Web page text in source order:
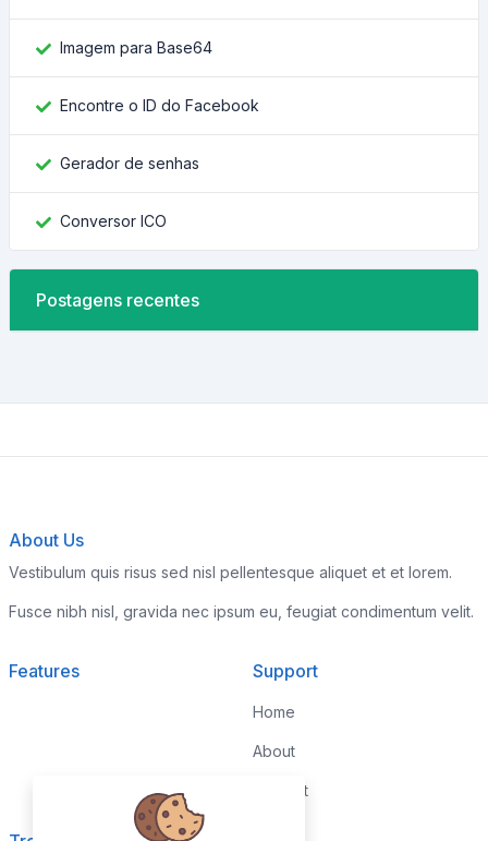
Imagem para Base64
Encontre o ID do Facebook
Gerador de senhas
Conversor ICO
Postagens recentes
About Us
Vestibulum quis risus sed nisl pellentesque aliquet et et lorem.
Fusce nibh nisl, gravida nec ipsum eu, feugiat condimentum velit.
Features Support
Home
About
Contact